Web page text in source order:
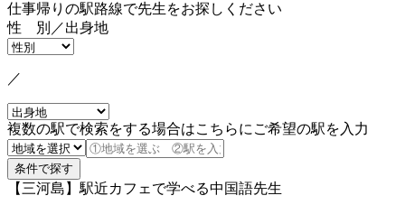
仕事帰りの駅路線で先生をお探しください
性 別／出身地
／
複数の駅で検索をする場合はこちらにご希望の駅を入力
【三河島】駅近カフェで学べる中国語先生